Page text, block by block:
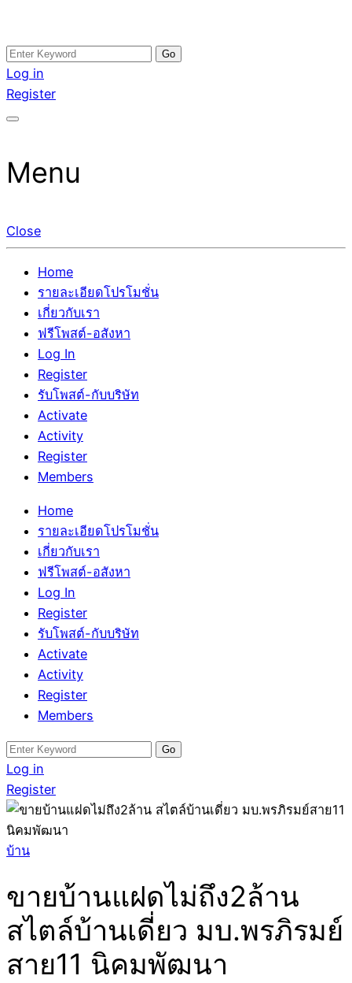
Skip
to
content
อสังหาโพสต์ รีวิวเยอะ รับจ้างโพสต์ขายบ้าน รับจ้างโพสต์อสัง
หา แตกต่างอย่างตั้งใจ รับรองผล อันดับ1 การโพสต์ขายอสังหา
กับทีมงานบริษัท บ้าน ที่ดิน คอนโด ติดGoogleหน้าแรกได้จริงๆ
รับจ้างโพสอสังหา ขายบ้าน อสังหาโพสต์ เชื่อถือได้จริง รับ
โพสต์ ที่ดิน กับทีมงานบริษัท ถูกและดีที่สุด ไม่มีค่านายหน้า
ขายได้จริงๆ ช่วยสร้างโอกาสในการขายได้มากกว่า ที่เดียว ที่
Search
for:
Log in
Register
Menu
Close
Home
รายละเอียดโปรโมชั่น
เกี่ยวกับเรา
ฟรีโพสต์-อสังหา
Log In
Register
รับโพสต์-กับบริษัท
Activate
Activity
Register
Members
Home
รายละเอียดโปรโมชั่น
เกี่ยวกับเรา
ฟรีโพสต์-อสังหา
Log In
Register
รับโพสต์-กับบริษัท
Activate
Activity
Register
Members
Search
for:
Log in
Register
บ้าน
ขายบ้านแฝดไม่ถึง2ล้าน
สไตล์บ้านเดี่ยว มบ.พรภิรมย์
สาย11 นิคมพัฒนา